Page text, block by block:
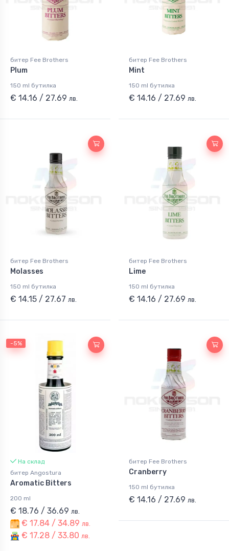
битер Fee Brothers
Plum
150 ml бутилка
€ 14.16 / 27.69 лв.
битер Fee Brothers
Mint
150 ml бутилка
€ 14.16 / 27.69 лв.
битер Fee Brothers
Molasses
150 ml бутилка
€ 14.15 / 27.67 лв.
битер Fee Brothers
Lime
150 ml бутилка
€ 14.16 / 27.69 лв.
-5%
На склад
битер Angostura
Aromatic Bitters
200 ml
€ 18.76 / 36.69 лв.
€ 17.84 / 34.89 лв.
€ 17.28 / 33.80 лв.
битер Fee Brothers
Cranberry
150 ml бутилка
€ 14.16 / 27.69 лв.